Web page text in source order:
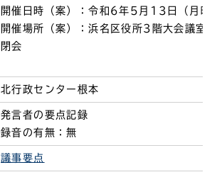
開催日時（案）：令和6年5月13日（月
開催場所（案）：浜名区役所3階大会議室
閉会
北行政センター根本
発言者の要点記録
録音の有無：無
議事要点